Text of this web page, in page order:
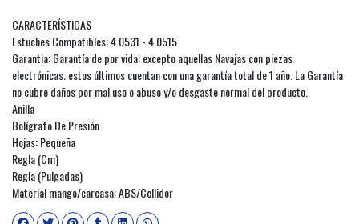
CARACTERÍSTICAS
Estuches Compatibles: 4.0531 - 4.0515
Garantia: Garantía de por vida: excepto aquellas Navajas con piezas
electrónicas; estos últimos cuentan con una garantía total de 1 año. La Garantía
no cubre daños por mal uso o abuso y/o desgaste normal del producto.
Anilla
Bolígrafo De Presión
Hojas: Pequeña
Regla (Cm)
Regla (Pulgadas)
Material mango/carcasa: ABS/Cellidor